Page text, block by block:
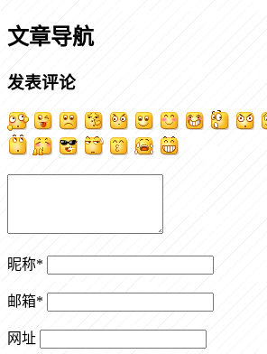
文章导航
发表评论
昵称*
邮箱*
网址